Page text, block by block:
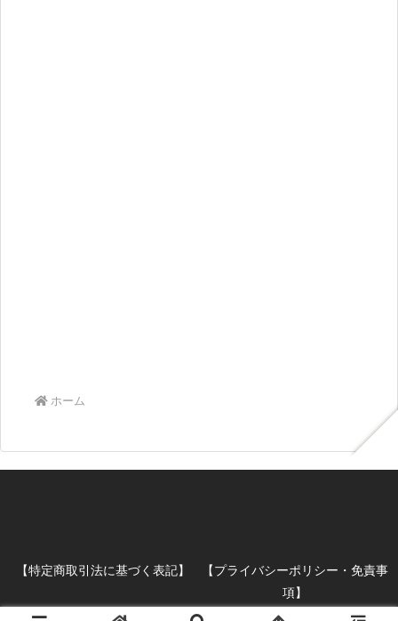
ホーム
【特定商取引法に基づく表記】
【プライバシーポリシー・免責事
項】